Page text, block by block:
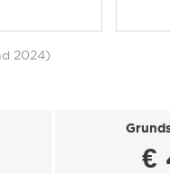
2024)
€